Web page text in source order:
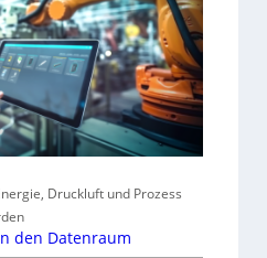
Druckluft und Prozess
den Datenraum